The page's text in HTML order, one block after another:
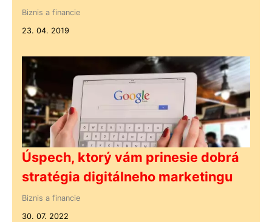
Biznis a financie
23. 04. 2019
Úspech, ktorý vám prinesie dobrá
stratégia digitálneho marketingu
Biznis a financie
30. 07. 2022